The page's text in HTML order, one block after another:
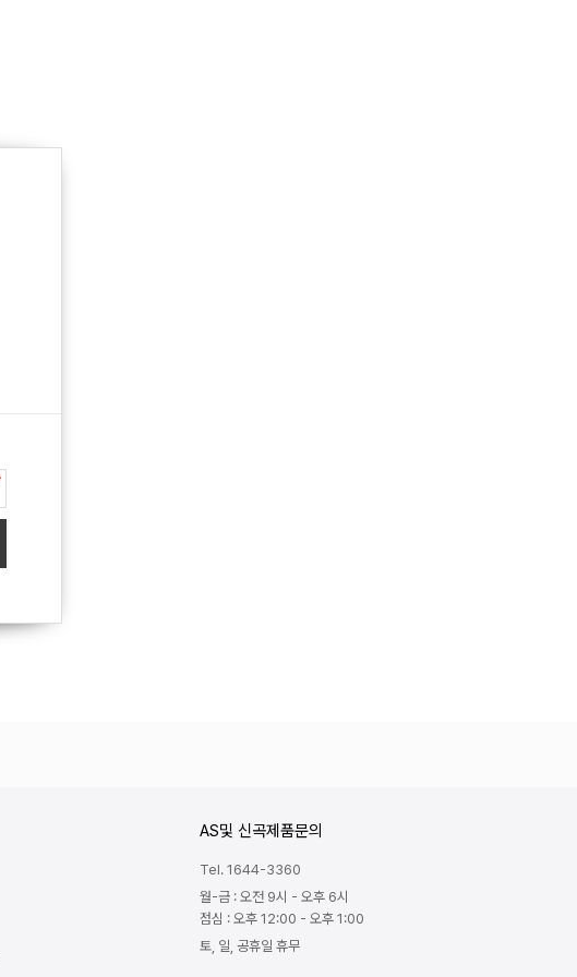
AS및 신곡제품문의
Tel. 1644-3360
월-금 : 오전 9시 - 오후 6시
점심 : 오후 12:00 - 오후 1:00
토, 일, 공휴일 휴무